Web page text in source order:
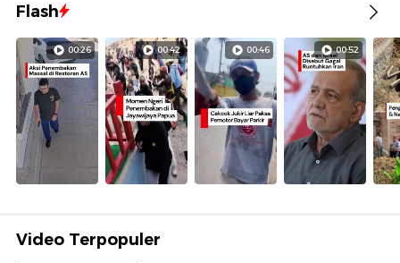
Flash
00:26 00:42 00:46 00:52
Video Terpopuler